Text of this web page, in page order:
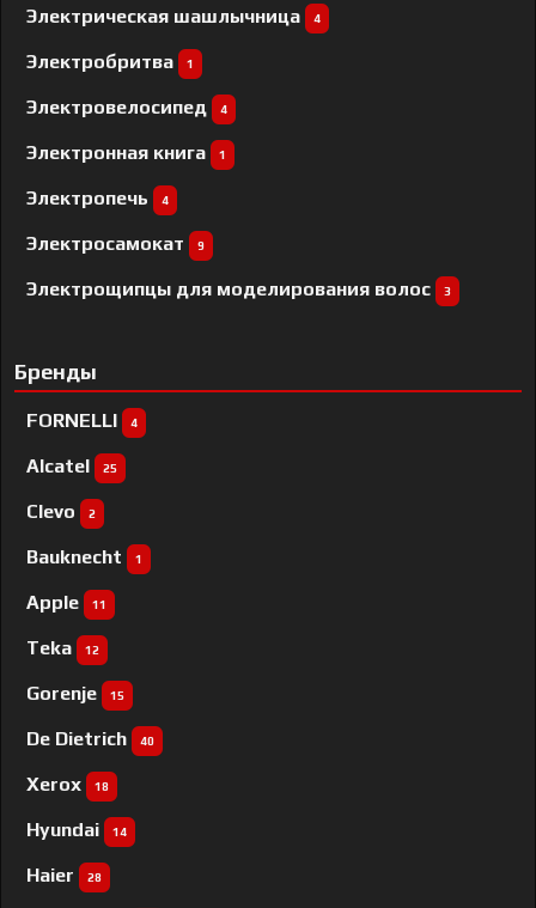
Электрическая шашлычница 4
Электробритва 1
Электровелосипед 4
Электронная книга 1
Электропечь 4
Электросамокат 9
Электрощипцы для моделирования волос 3
Бренды
FORNELLI 4
Alcatel 25
Clevo 2
Bauknecht 1
Apple 11
Teka 12
Gorenje 15
De Dietrich 40
Xerox 18
Hyundai 14
Haier 28